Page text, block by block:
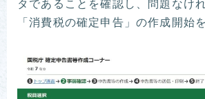
タであることを確認し、問題なけ
「消費税の確定申告」の作成開始